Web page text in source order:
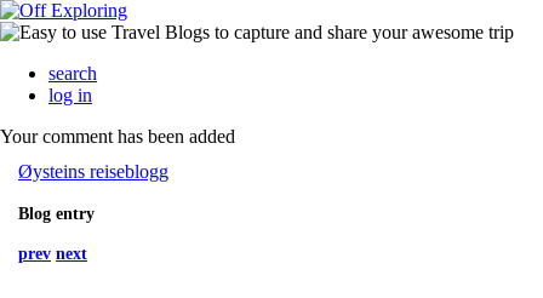
search
log in
Your comment has been added
Øysteins reiseblogg
Blog entry
prev next